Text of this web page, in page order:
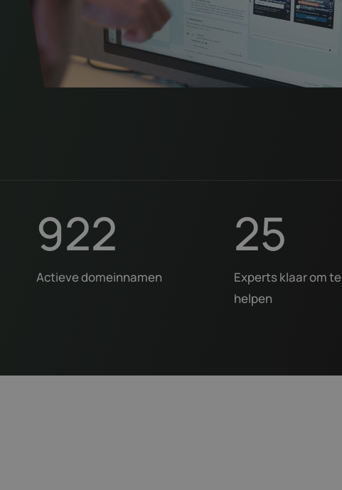
922
Actieve domeinnamen
25
Experts klaar om te
helpen